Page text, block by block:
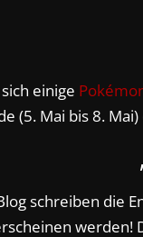
einige
(5. Mai bis 8.
schreiben die
werden!